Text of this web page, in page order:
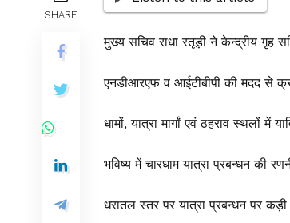
SHARE
मुख्य सचिव राधा रतूड़ी ने केन्द्रीय गृह
एनडीआरएफ व आईटीबीपी की मदद से
धामों, यात्रा मार्गां एवं ठहराव स्थलों में
भविष्य में चारधाम यात्रा प्रबन्धन की
धरातल स्तर पर यात्रा प्रबन्धन पर कड़ी